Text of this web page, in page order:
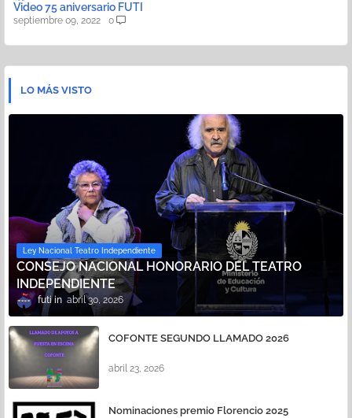
Video 75 aniversario FUTI
septiembre 09, 2022 0
LO MÁS VISTO
Ley Nacional Teatro Independiente
CONSEJO NACIONAL HONORARIO DEL TEATRO
INDEPENDIENTE
futi abril 30, 2026
COFONTE SEGUNDO LLAMADO 2026
abril 23, 2026
Nominaciones premio Florencio 2025